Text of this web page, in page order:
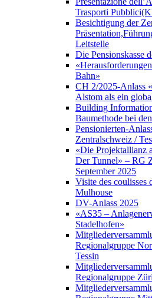
Trasporti
Besichtigung der
Leitstelle
Die Pensionskasse
Bahn»
CH 2/2025-Anlass
Alstom als ein
Building
Baumethode bei
Pensionierten-
Zentralschweiz /
«Die Projektallianz
Der Tunnel» – RG
September 2025
Visite des coulisses
Mulhouse
DV-Anlass 2025
«AS35 –
Stadelhofen»
Regionalgruppe
Tessin
Regionalgruppe